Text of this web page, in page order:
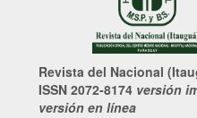
Revista del Nacional
ISSN 2072-8174 versión
versión en línea